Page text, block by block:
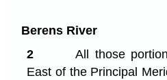
Berens River
2
All those
East of the Principal